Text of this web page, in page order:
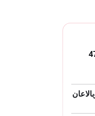
اپتا ٸشٸندە 47